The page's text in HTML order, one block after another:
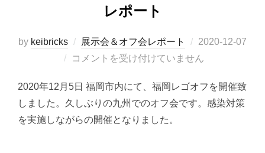
レポート
by keibricks 展示会＆オフ会レポート
投
稿
2020-12-07
コメントを受け付けていません
2020年12月5日 福岡市内にて、福岡レゴオフを開催致
しました。久しぶりの九州でのオフ会です。感染対策
を実施しながらの開催となりました。